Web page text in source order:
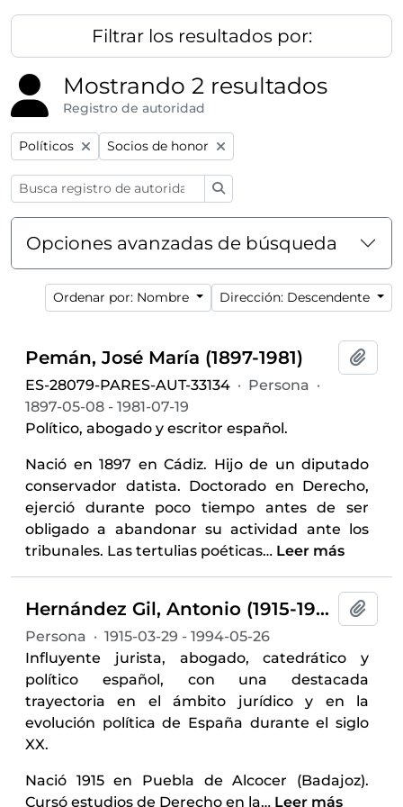
Filtrar los resultados por:
Mostrando 2 resultados
Registro de autoridad
Remove filter:
Políticos Remove filter:
Socios de honor
Opciones avanzadas de búsqueda
Ordenar por: Nombre Dirección: Descendente
Pemán, José María (1897-1981)
ES-28079-PARES-AUT-33134 · Persona ·
1897-05-08 - 1981-07-19
Político, abogado y escritor español.
Nació en 1897 en Cádiz. Hijo de un diputado
conservador datista. Doctorado en Derecho,
ejerció durante poco tiempo antes de ser
obligado a abandonar su actividad ante los
tribunales. Las tertulias poéticas… Leer más
Hernández Gil, Antonio (1915-1994)
Persona · 1915-03-29 - 1994-05-26
Influyente jurista, abogado, catedrático y
político español, con una destacada
trayectoria en el ámbito jurídico y en la
evolución política de España durante el siglo
XX.
Nació 1915 en Puebla de Alcocer (Badajoz).
Cursó estudios de Derecho en la… Leer más